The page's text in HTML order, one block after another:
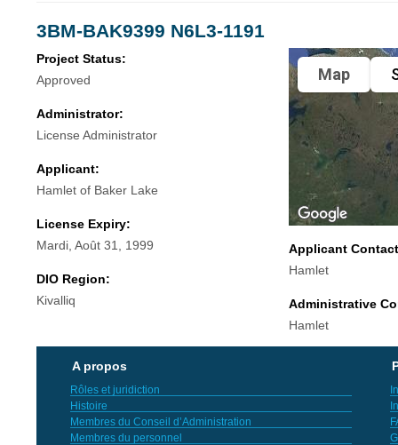
3BM-BAK9399 N6L3-1191
Project Status:
Approved
Administrator:
License Administrator
Applicant:
Hamlet of Baker Lake
License Expiry:
Mardi, Août 31, 1999
DIO Region:
Kivalliq
Map
Applicant
Hamlet
Administrative
Hamlet
A propos
Rôles et juridiction
Histoire
Membres du Conseil d’Administration
Membres du personnel